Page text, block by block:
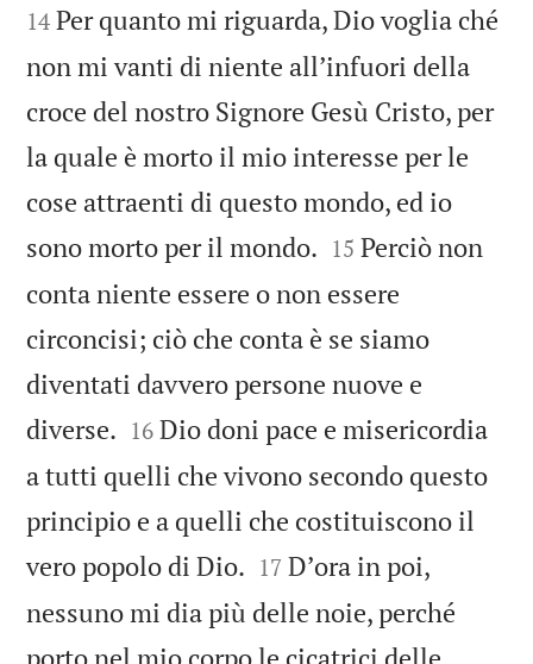
14 Per quanto mi riguarda, Dio voglia ché
non mi vanti di niente allʼinfuori della
croce del nostro Signore Gesù Cristo, per
la quale è morto il mio interesse per le
cose attraenti di questo mondo, ed io
sono morto per il mondo. 

15 Perciò non
conta niente essere o non essere
circoncisi; ciò che conta è se siamo
diventati davvero persone nuove e
diverse. 

16 Dio doni pace e misericordia
a tutti quelli che vivono secondo questo
principio e a quelli che costituiscono il
vero popolo di Dio. 

17 Dʼora in poi,
nessuno mi dia più delle noie, perché